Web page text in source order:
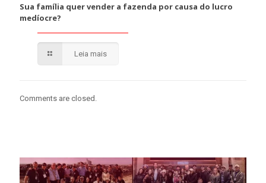
Sua família quer vender a fazenda por causa do lucro
medíocre?
Leia mais
Comments are closed.